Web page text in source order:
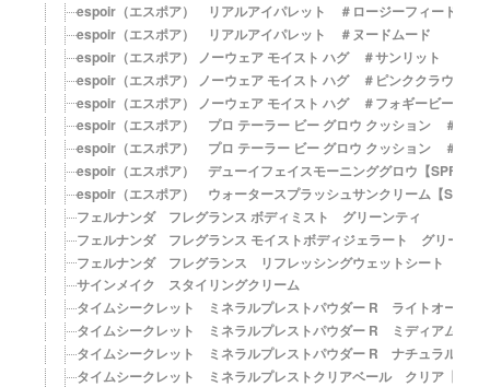
espoir（エスポア） リアルアイパレット ＃ロージーフィード
espoir（エスポア） リアルアイパレット ＃ヌードムード
espoir（エスポア） ノーウェア モイスト ハグ ＃サンリット
espoir（エスポア） ノーウェア モイスト ハグ ＃ピンククラウド
espoir（エスポア） ノーウェア モイスト ハグ ＃フォギービーチ
espoir（エスポア） プロ テーラー ビー グロウ クッション ＃ペタ
espoir（エスポア） プロ テーラー ビー グロウ クッション ＃ベー
espoir（エスポア） デューイフェイスモーニンググロウ【SPF35・
espoir（エスポア） ウォータースプラッシュサンクリーム【
フェルナンダ フレグランス ボディミスト グリーンティ
フェルナンダ フレグランス モイストボディジェラート グリーンテ
フェルナンダ フレグランス リフレッシングウェットシート マリ
サインメイク スタイリングクリーム
タイムシークレット ミネラルプレストパウダー R ライトオークル
タイムシークレット ミネラルプレストパウダー R ミディアムオー
タイムシークレット ミネラルプレストパウダー R ナチュラルオー
タイムシークレット ミネラルプレストクリアベール クリア【